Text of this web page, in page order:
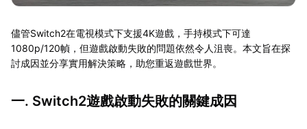
儘管Switch2在電視模式下支援4K遊戲，手持模式下可達
1080p/120幀，但遊戲啟動失敗的問題依然令人沮喪。本文旨在探
討成因並分享實用解決策略，助您重返遊戲世界。
一. Switch2遊戲啟動失敗的關鍵成因